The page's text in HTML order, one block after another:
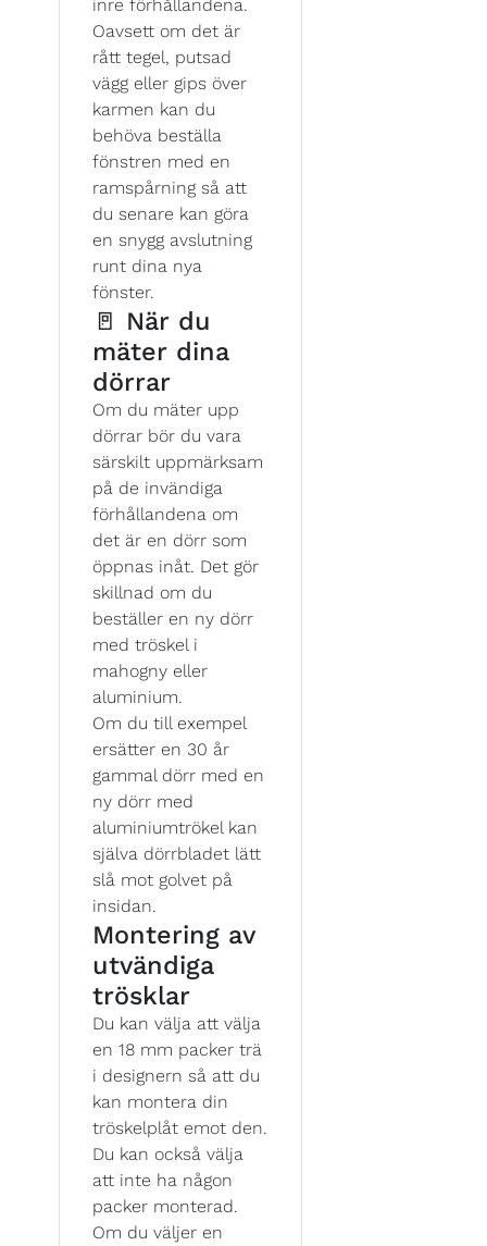
inre förhållandena.
Oavsett om det är
rått tegel, putsad
vägg eller gips över
karmen kan du
behöva beställa
fönstren med en
ramspårning så att
du senare kan göra
en snygg avslutning
runt dina nya
fönster.
🚪 När du
mäter dina
dörrar
Om du mäter upp
dörrar bör du vara
särskilt uppmärksam
på de invändiga
förhållandena om
det är en dörr som
öppnas inåt. Det gör
skillnad om du
beställer en ny dörr
med tröskel i
mahogny eller
aluminium.
Om du till exempel
ersätter en 30 år
gammal dörr med en
ny dörr med
aluminiumtrökel kan
själva dörrbladet lätt
slå mot golvet på
insidan.
Montering av
utvändiga
trösklar
Du kan välja att välja
en 18 mm packer trä
i designern så att du
kan montera din
tröskelplåt emot den.
Du kan också välja
att inte ha någon
packer monterad.
Om du väljer en